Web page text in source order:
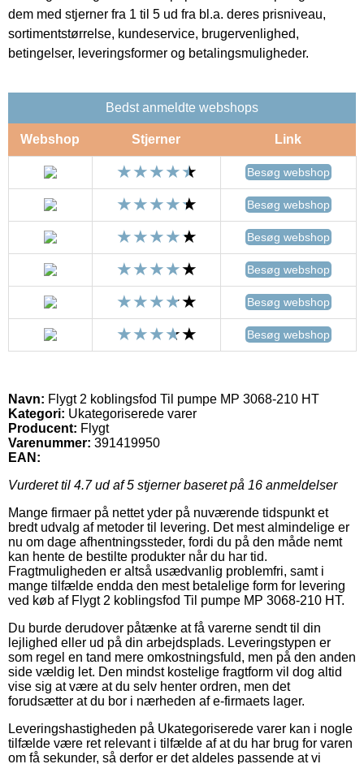
dem med stjerner fra 1 til 5 ud fra bl.a. deres prisniveau,
sortimentstørrelse, kundeservice, brugervenlighed,
betingelser, leveringsformer og betalingsmuligheder.
Bedst anmeldte webshops
Webshop Stjerner Link
Besøg webshop
Besøg webshop
Besøg webshop
Besøg webshop
Besøg webshop
Besøg webshop
Navn: Flygt 2 koblingsfod Til pumpe MP 3068-210 HT
Kategori: Ukategoriserede varer
Producent: Flygt
Varenummer: 391419950
EAN:
Vurderet til 4.7ud af 5 stjerner baseret på 16 anmeldelser
Mange firmaer på nettet yder på nuværende tidspunkt et
bredt udvalg af metoder til levering. Det mest almindelige er
nu om dage afhentningssteder, fordi du på den måde nemt
kan hente de bestilte produkter når du har tid.
Fragtmuligheden er altså usædvanlig problemfri, samt i
mange tilfælde endda den mest betalelige form for levering
ved køb af Flygt 2 koblingsfod Til pumpe MP 3068-210 HT.
Du burde derudover påtænke at få varerne sendt til din
lejlighed eller ud på din arbejdsplads. Leveringstypen er
som regel en tand mere omkostningsfuld, men på den anden
side vældig let. Den mindst kostelige fragtform vil dog altid
vise sig at være at du selv henter ordren, men det
forudsætter at du bor i nærheden af e-firmaets lager.
Leveringshastigheden på Ukategoriserede varer kan i nogle
tilfælde være ret relevant i tilfælde af at du har brug for varen
om få sekunder, så derfor er det aldeles passende at vi